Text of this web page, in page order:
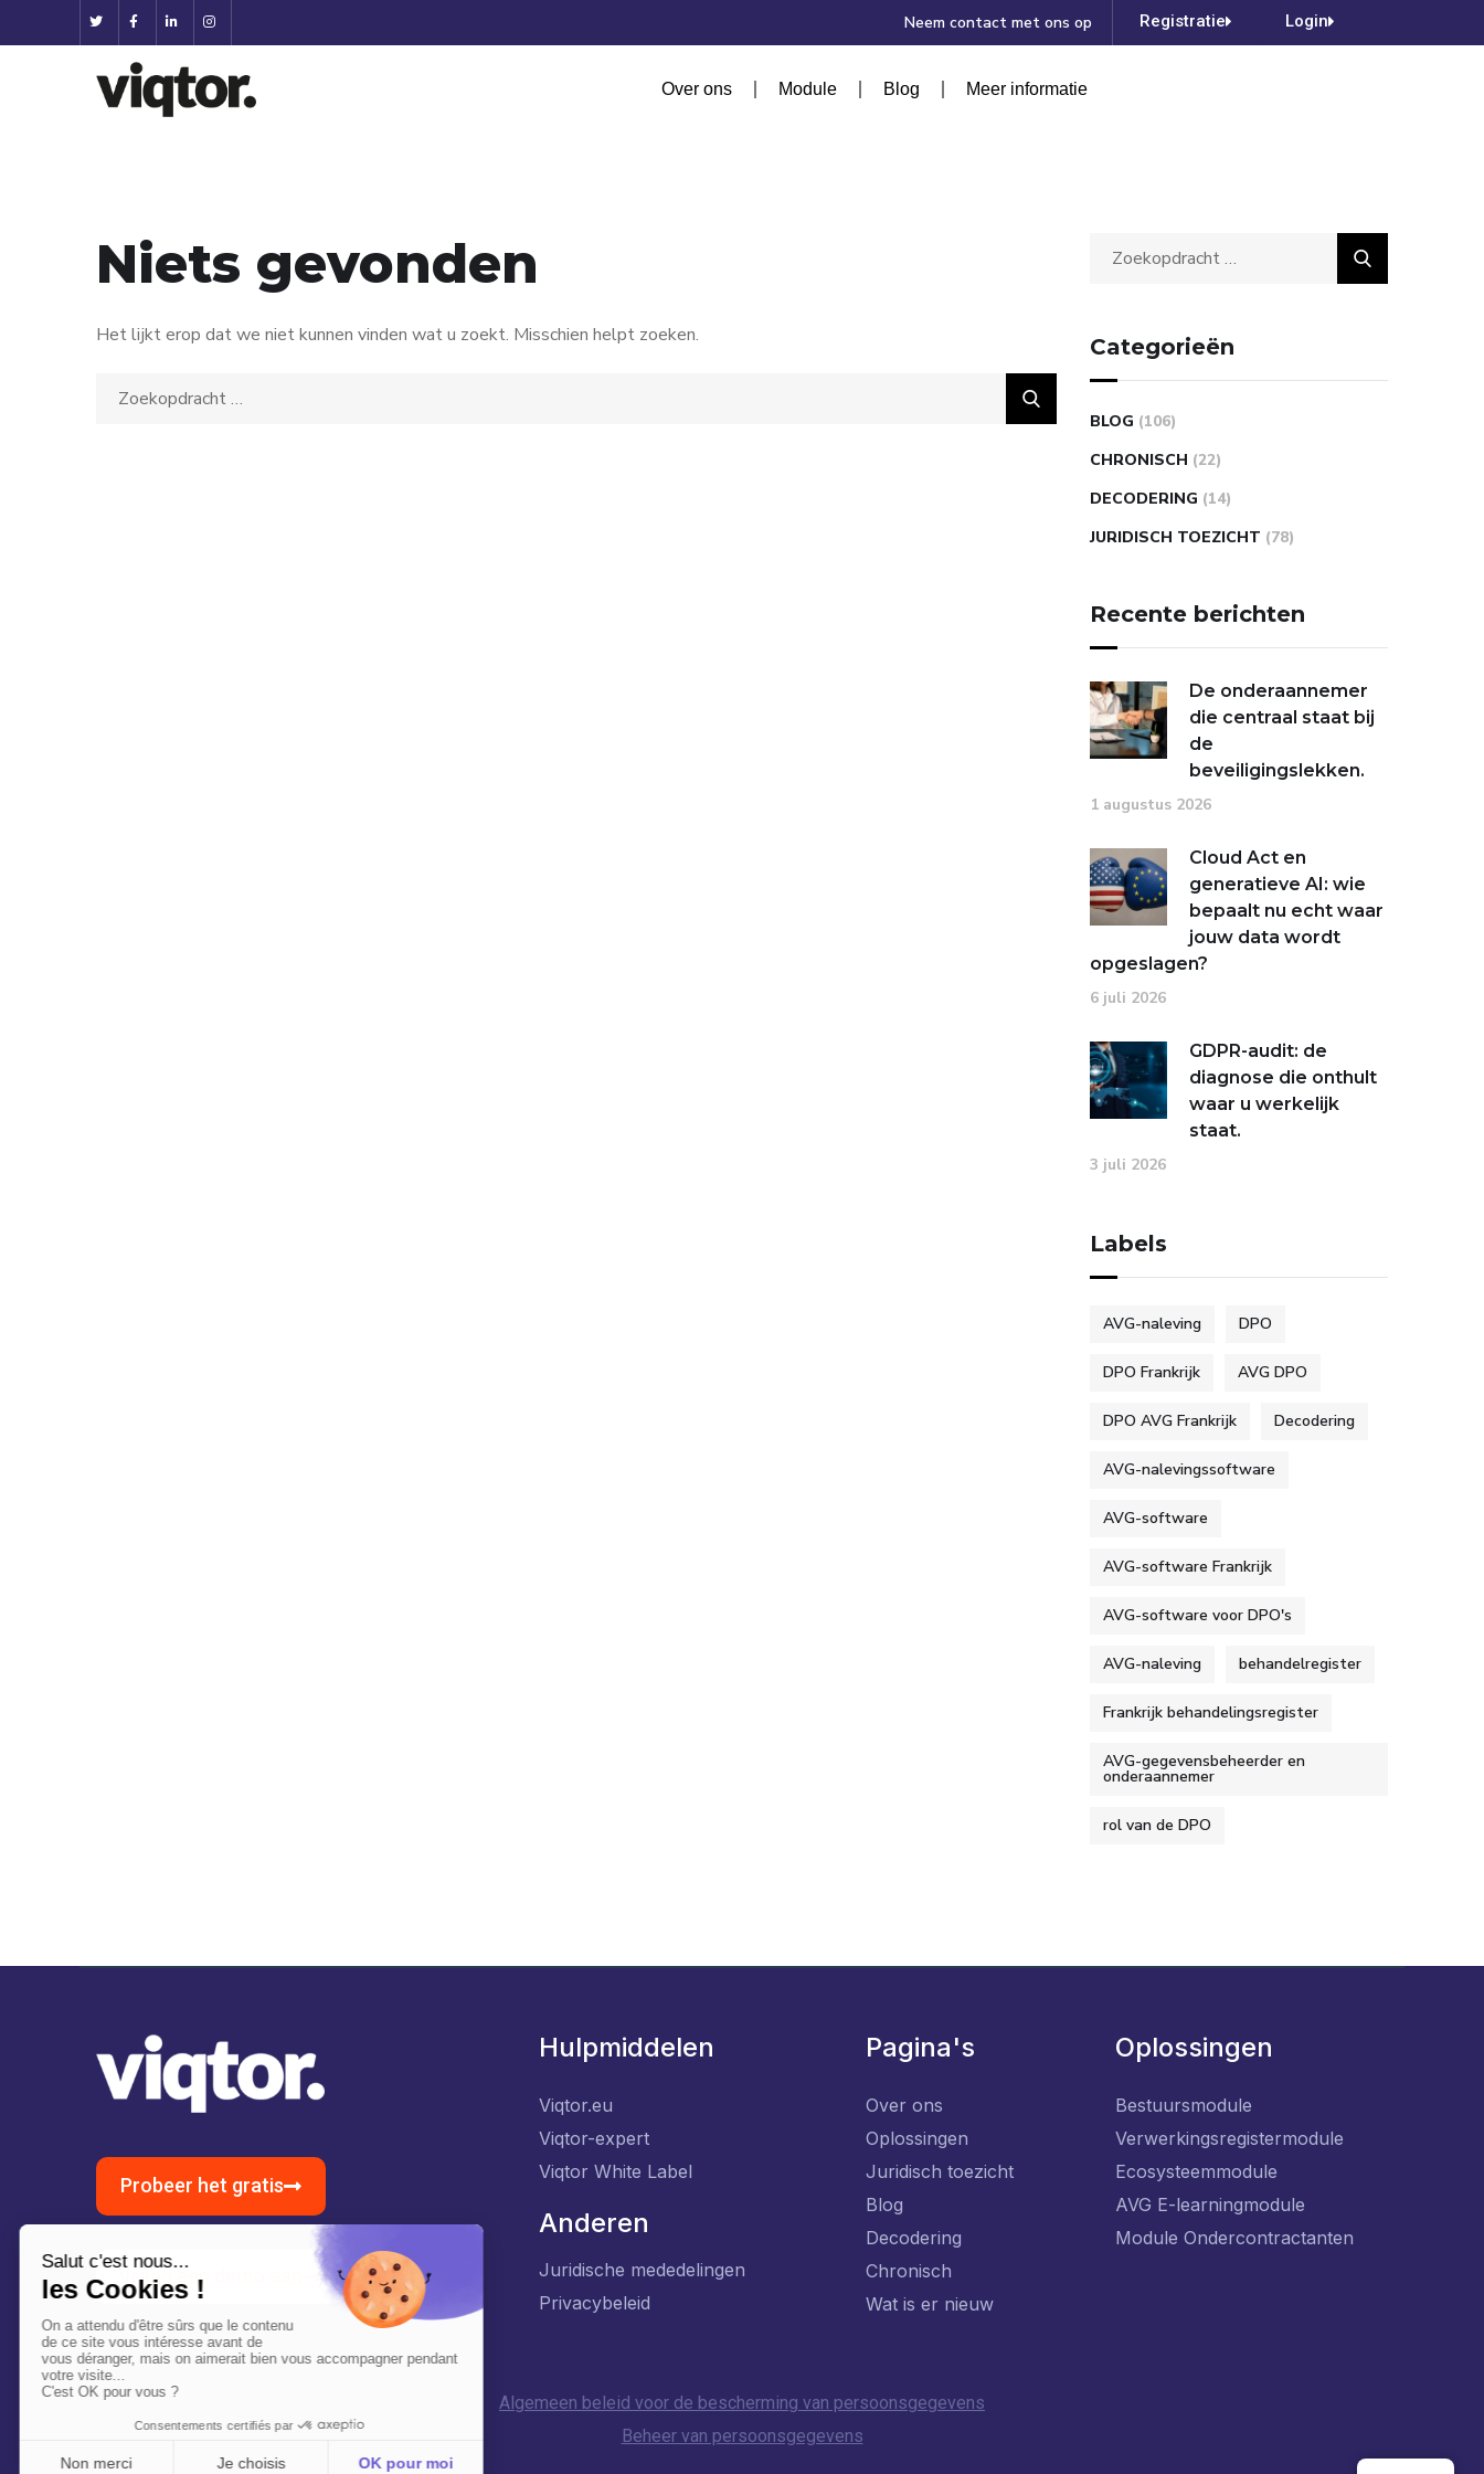
Neem contact met ons op Registratie Login
Over ons Module Blog Meer informatie
Niets gevonden
Het lijkt erop dat we niet kunnen vinden wat u zoekt. Misschien helpt zoeken. Categorieën
BLOG (106)
CHRONISCH (22)
DECODERING (14)
JURIDISCH TOEZICHT (78)
Recente berichten
De onderaannemer
die centraal staat bij
de
beveiligingslekken.
1 augustus 2026
Cloud Act en
generatieve AI: wie
bepaalt nu echt waar
jouw data wordt
opgeslagen?
6 juli 2026
GDPR-audit: de
diagnose die onthult
waar u werkelijk
staat.
3 juli 2026
Labels
AVG-naleving DPO
DPO Frankrijk AVG DPO
DPO AVG Frankrijk Decodering
AVG-nalevingssoftware
AVG-software
AVG-software Frankrijk
AVG-software voor DPO's
AVG-naleving behandelregister
Frankrijk behandelingsregister
AVG-gegevensbeheerder en
onderaannemer
rol van de DPO
Probeer het gratis
Vraag een demo aan
Hulpmiddelen
Viqtor.eu
Viqtor-expert
Viqtor White Label
Anderen
Juridische mededelingen
Privacybeleid
Pagina's
Over ons
Oplossingen
Juridisch toezicht
Blog
Decodering
Chronisch
Wat is er nieuw
Oplossingen
Bestuursmodule
Verwerkingsregistermodule
Ecosysteemmodule
AVG E-learningmodule
Module Ondercontractanten
Algemeen beleid voor de bescherming van persoonsgegevens
Beheer van persoonsgegevens